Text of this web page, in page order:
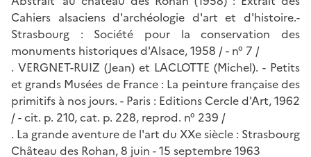
Cahiers alsaciens d'archéologie d'art et d'histoire.-
Strasbourg : Société pour la conservation des
monuments historiques d'Alsace, 1958 / - n° 7 /
. VERGNET-RUIZ (Jean) et LACLOTTE (Michel). - Petits
et grands Musées de France : La peinture française des
primitifs à nos jours. - Paris : Editions Cercle d'Art, 1962
/ - cit. p. 210, cat. p. 228, reprod. n° 239 /
. La grande aventure de l'art du XXe siècle : Strasbourg
Château des Rohan, 8 juin - 15 septembre 1963